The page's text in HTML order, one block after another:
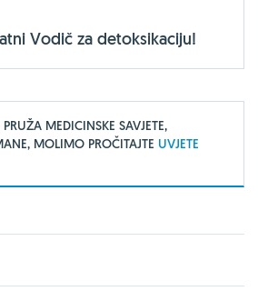
Vodič za detoksikaciju!
MEDICINSKE SAVJETE,
MOLIMO PROČITAJTE UVJETE